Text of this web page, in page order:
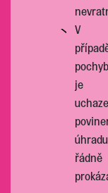
V
je
úhradu
řádně